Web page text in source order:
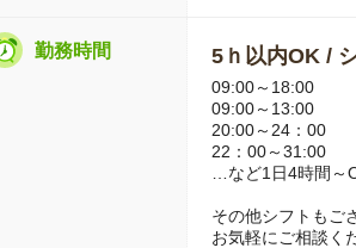
勤務時間 5ｈ以内OK /
09:00～18:00
09:00～13:00
20:00～24：00
22：00～31:00
…など1日4時間～
その他シフトもご
お気軽にご相談く